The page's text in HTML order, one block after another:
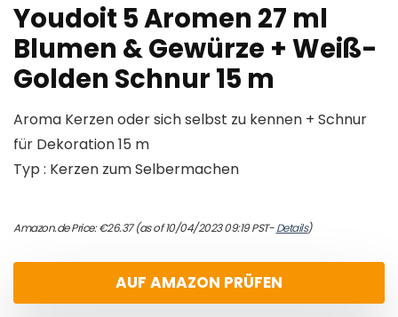
Youdoit 5 Aromen 27 ml
Blumen & Gewürze + Weiß-
Golden Schnur 15 m
Aroma Kerzen oder sich selbst zu kennen + Schnur
für Dekoration 15 m
Typ : Kerzen zum Selbermachen
Amazon.de Price:€26.37(as of 10/04/2023 09:19 PST-Details)
AUF AMAZON PRÜFEN